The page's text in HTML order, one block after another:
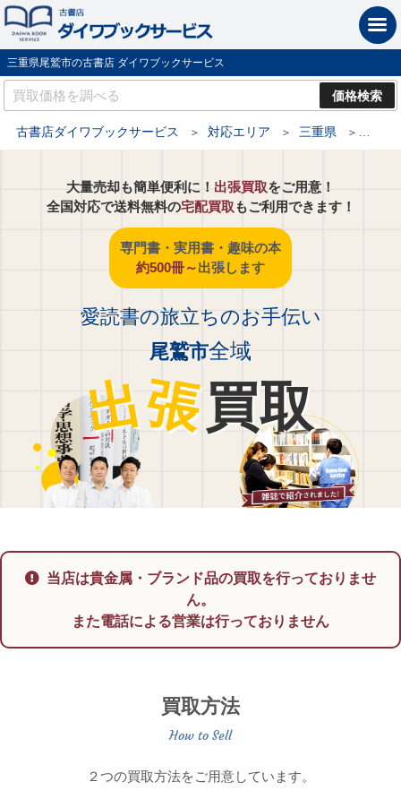
三重県尾鷲市の古書店 ダイワブックサービス
古書店ダイワブックサービス 対応エリア 三重県
大量売却も簡単便利に！ 出張買取をご用意！
全国対応で送料無料の宅配買取もご利用できます！
専門書・実用書・趣味の本
約500冊～出張します
愛読書の旅立ちのお手伝い
尾鷲市全域
出張買取
当店は貴金属・ブランド品の買取を行っておりませ
ん。
また電話による営業は行っておりません
買取方法
２つの買取方法をご用意しています。